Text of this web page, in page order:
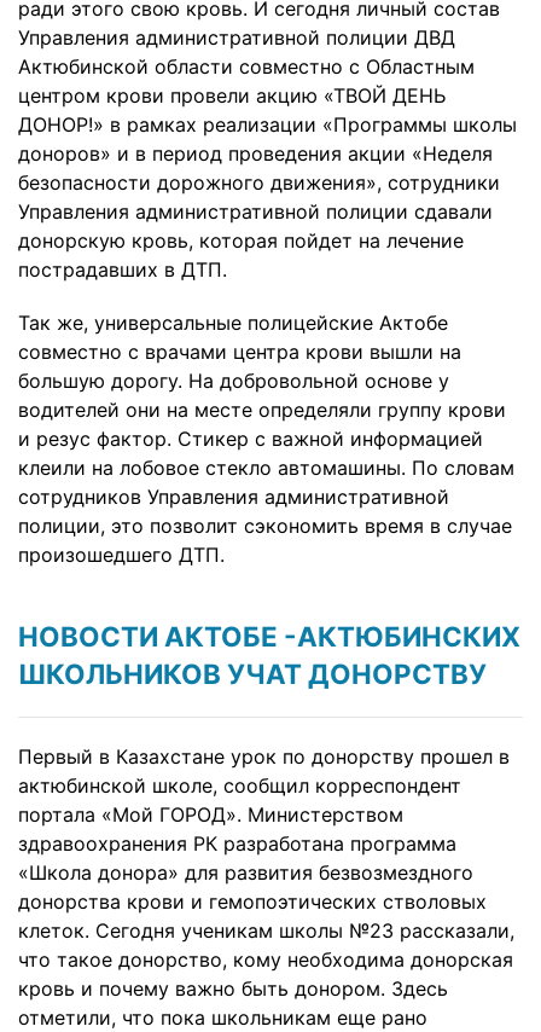
ради этого свою кровь. И сегодня личный состав
Управления административной полиции ДВД
Актюбинской области совместно с Областным
центром крови провели акцию «ТВОЙ ДЕНЬ
ДОНОР!» в рамках реализации «Программы школы
доноров» и в период проведения акции «Неделя
безопасности дорожного движения», сотрудники
Управления административной полиции сдавали
донорскую кровь, которая пойдет на лечение
пострадавших в ДТП.
Так же, универсальные полицейские Актобе
совместно с врачами центра крови вышли на
большую дорогу. На добровольной основе у
водителей они на месте определяли группу крови
и резус фактор. Стикер с важной информацией
клеили на лобовое стекло автомашины. По словам
сотрудников Управления административной
полиции, это позволит сэкономить время в случае
произошедшего ДТП.
НОВОСТИ АКТОБЕ -АКТЮБИНСКИХ
ШКОЛЬНИКОВ УЧАТ ДОНОРСТВУ
Первый в Казахстане урок по донорству прошел в
актюбинской школе, сообщил корреспондент
портала «Мой ГОРОД». Министерством
здравоохранения РК разработана программа
«Школа донора» для развития безвозмездного
донорства крови и гемопоэтических стволовых
клеток. Сегодня ученикам школы №23 рассказали,
что такое донорство, кому необходима донорская
кровь и почему важно быть донором. Здесь
отметили, что пока школьникам еще рано